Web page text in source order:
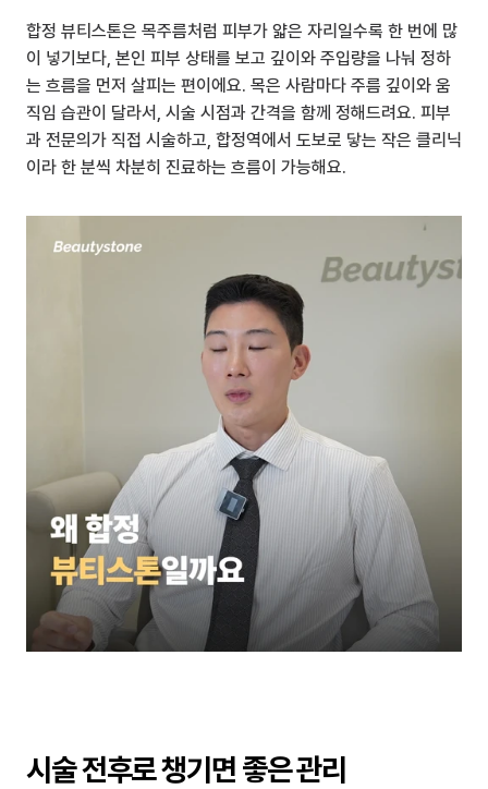
합정 뷰티스톤은 목주름처럼 피부가 얇은 자리일수록 한 번에 많
이 넣기보다, 본인 피부 상태를 보고 깊이와 주입량을 나눠 정하
는 흐름을 먼저 살피는 편이에요. 목은 사람마다 주름 깊이와 움
직임 습관이 달라서, 시술 시점과 간격을 함께 정해드려요. 피부
과 전문의가 직접 시술하고, 합정역에서 도보로 닿는 작은 클리닉
이라 한 분씩 차분히 진료하는 흐름이 가능해요.
시술 전후로 챙기면 좋은 관리